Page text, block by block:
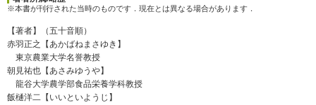
※本書が刊行された当時のものです．現在とは異なる場合があります．
【著者】（五十音順）
赤羽正之【あかばねまさゆき】
東京農業大学名誉教授
朝見祐也【あさみゆうや】
龍谷大学農学部食品栄養学科教授
飯樋洋二【いいといようじ】